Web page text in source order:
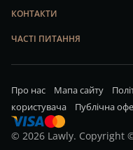
КОНТАКТИ
ЧАСТІ ПИТАННЯ
© 2026 Lawly. Copyright
Про нас Мапа сайту
користувача
Публічна